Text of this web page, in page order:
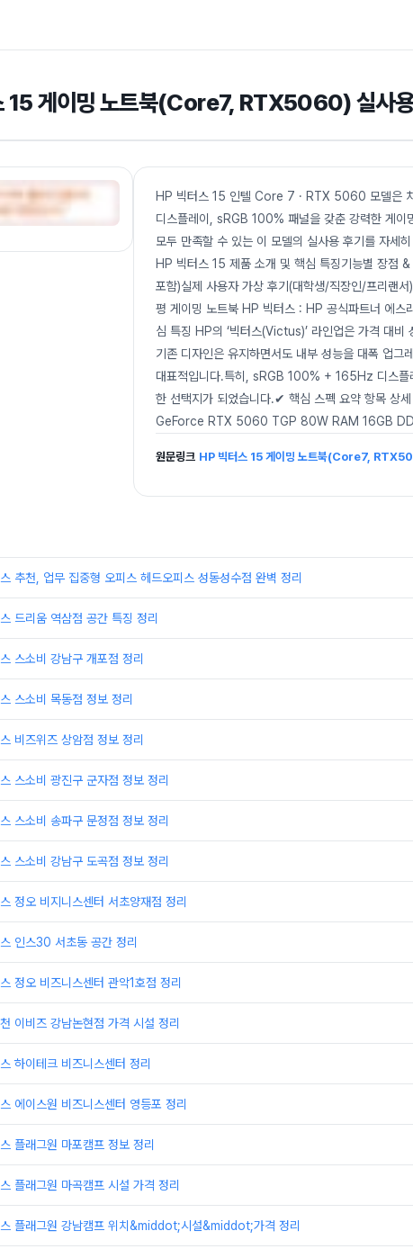
15 게이밍 노트북(Core7, RTX5060) 실사용
HP 빅터스 15 인텔 Core 7 · RTX 5060 모델은
디스플레이, sRGB 100% 패널을 갖춘 강력한 게이
모두 만족할 수 있는 이 모델의 실사용 후기를 자
HP 빅터스 15 제품 소개 및 핵심 특징기능별 장점
포함)실제 사용자 가상 후기(대학생/직장인/프리랜
평 게이밍 노트북 HP 빅터스 : HP 공식파트너 에
심 특징 HP의 ‘빅터스(Victus)’ 라인업은 가격 대
기존 디자인은 유지하면서도 내부 성능을 대폭 업
대표적입니다.특히, sRGB 100% + 165Hz 디스플
한 선택지가 되었습니다.✔ 핵심 스펙 요약 항목
GeForce RTX 5060 TGP 80W RAM 16GB
원문링크 HP 빅터스 15 게이밍 노트북(Core7,
추천, 업무 집중형 오피스 헤드오피스 성동성수점 완벽 정리
드리움 역삼점 공간 특징 정리
스소비 강남구 개포점 정리
스소비 목동점 정보 정리
비즈위즈 상암점 정보 정리
스소비 광진구 군자점 정보 정리
스소비 송파구 문정점 정보 정리
스소비 강남구 도곡점 정보 정리
정오 비지니스센터 서초양재점 정리
인스30 서초동 공간 정리
정오 비즈니스센터 관악1호점 정리
이비즈 강남논현점 가격 시설 정리
하이테크 비즈니스센터 정리
에이스원 비즈니스센터 영등포 정리
플래그원 마포캠프 정보 정리
플래그원 마곡캠프 시설 가격 정리
플래그원 강남캠프 위치&middot;시설&middot;가격 정리